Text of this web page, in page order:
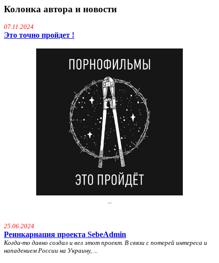
Колонка автора и новости
07.11.2024
Это точно пройдет !
...
25.06.2024
Реинкарнация проекта SebeAdmin
Когда-то давно создал и вел этот проект. В связи с потерей интереса и
нападением России на Украину, ...